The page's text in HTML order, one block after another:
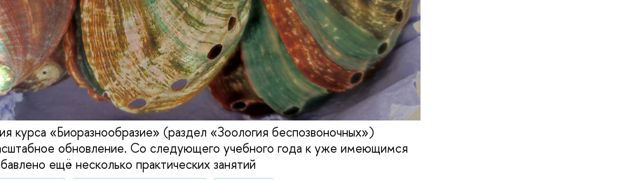
курса «Биоразнообразие» (раздел «Зоология беспозвоночных»)
обновление. Со следующего учебного года к уже имеющимся
ещё несколько практических занятий